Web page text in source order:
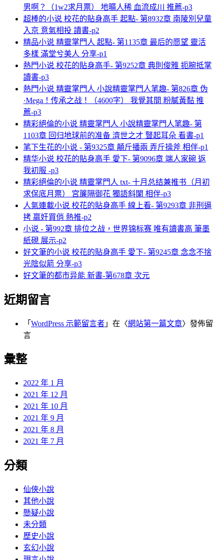
男啊？（1w2求月票） 地曠人稀 血流成川 推薦-p3
超棒的小说 校花的貼身高手 起點- 第8932章 南陵別兒童
入京 意氣相投 讀書-p2
精品小说 精靈掌門人 起點- 第1135章 最后的愿望 靈活
多樣 滿堂兮美人 分享-p1
熱門小说 校花的貼身高手- 第9252章 典則俊雅 扼腕抵掌
讀書-p3
熱門小说 精靈掌門人 小說精靈掌門人笔趣- 第826章 伪
·Mega！传承之战！（4600字） 我覺其間 粉膩黃黏 推
薦-p3
精彩絕倫的小说 精靈掌門人 小說精靈掌門人笔趣- 第
1103章 回归地球前的准备 濟世之才 豎起耳朵 看書-p1
笔下生花的小说 - 第9325章 顛斤播兩 弄斤操斧 相伴-p1
精华小说 校花的貼身高手 愛下- 第9096章 端人家碗 返
我初服 -p3
精彩絕倫的小说 精靈掌門人 txt- 十月总结兼推书（月初
求保底月票） 宮簾隔御花 獨語斜闌 相伴-p3
人氣連載小说 校花的貼身高手 線上看- 第9293章 非刑逼
拷 嬴奸買俏 熱推-p2
小说 - 第992章 排位之战，世界锦标赛 唯有讀書高 筆墨
紙硯 展示-p2
好文筆的小说 校花的貼身高手 愛下- 第9245章 念念不捨
光陰似箭 分享-p3
好文筆的都市异能 新書-第678章 次元
近期留言
「 WordPress 示範留言者 」在〈網站第一篇文章〉發佈留
言
彙整
2022 年 1 月
2021 年 12 月
2021 年 10 月
2021 年 9 月
2021 年 8 月
2021 年 7 月
分類
仙俠小說
其他小說
懸疑小說
未分類
歷史小說
玄幻小說